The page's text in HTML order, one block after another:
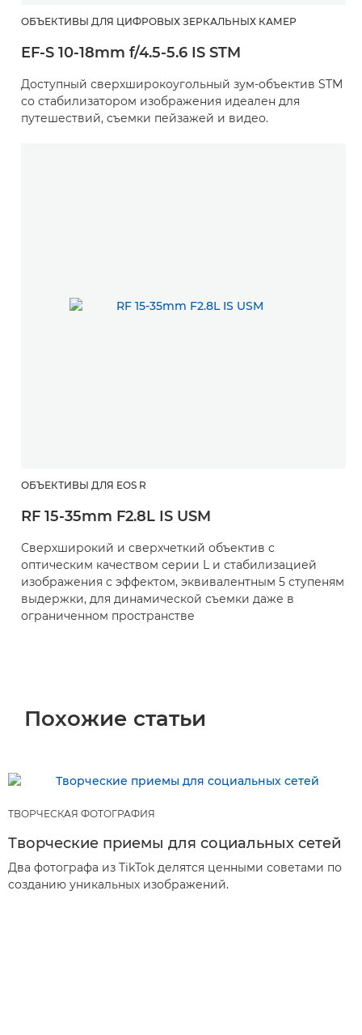
ОБЪЕКТИВЫ ДЛЯ ЦИФРОВЫХ ЗЕРКАЛЬНЫХ КАМЕР
EF-S 10-18mm f/4.5-5.6 IS STM
Доступный сверхширокоугольный зум-объектив STM
со стабилизатором изображения идеален для
путешествий, съемки пейзажей и видео.
ОБЪЕКТИВЫ ДЛЯ EOS R
RF 15-35mm F2.8L IS USM
Сверхширокий и сверхчеткий объектив с
оптическим качеством серии L и стабилизацией
изображения с эффектом, эквивалентным 5 ступеням
выдержки, для динамической съемки даже в
ограниченном пространстве
Похожие статьи
ТВОРЧЕСКАЯ ФОТОГРАФИЯ
Творческие приемы для социальных сетей
Два фотографа из TikTok делятся ценными советами по
созданию уникальных изображений.